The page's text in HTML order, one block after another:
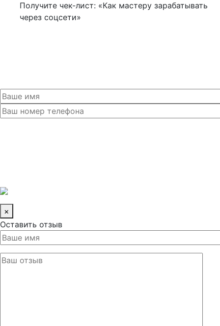
Получите чек-лист: «Как мастеру зарабатывать
через соцсети»
×
Оставить отзыв